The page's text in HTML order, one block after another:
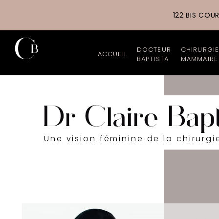
122 BIS
ACCUEIL
DOCTEUR
BAPTISTA
Cabinet et Cliniques
CHIRURGIE
MAMMAIRE
Une vision féminine de la